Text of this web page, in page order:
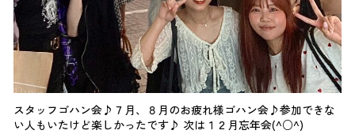
スタッフゴハン会♪７月、８月のお疲れ様ゴハン会♪参加できな
い人もいたけど楽しかったです♪ 次は１２月忘年会(^○^)